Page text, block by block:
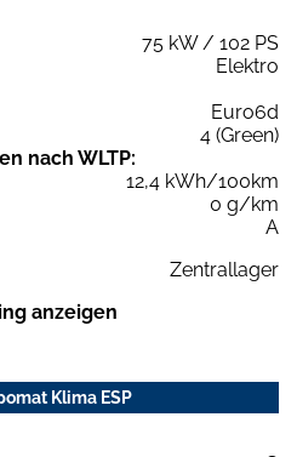
75 kW / 102 PS
Elektro
Euro6d
4 (Green)
nach WLTP:
12,4 kWh/100km
0 g/km
A
Zentrallager
anzeigen
Klima ESP